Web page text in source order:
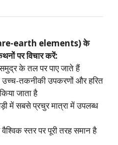
(Rare-earth elements) के
पर विचार करें:
के तल पर पाए जाते हैं
उच्च-तकनीकी उपकरणों और हरित
जाता है
में सबसे प्रचुर मात्रा में उपलब्ध
स्तर पर पूरी तरह समान है